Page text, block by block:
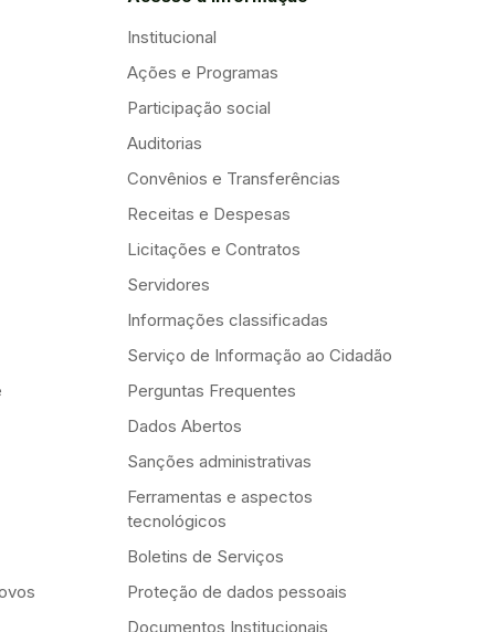
Institucional
Ações e Programas
Participação social
Auditorias
Convênios e Transferências
Receitas e Despesas
Licitações e Contratos
Servidores
Informações classificadas
Serviço de Informação ao Cidadão
Perguntas Frequentes
Dados Abertos
Sanções administrativas
Ferramentas e aspectos
tecnológicos
Boletins de Serviços
Proteção de dados pessoais
Documentos Institucionais